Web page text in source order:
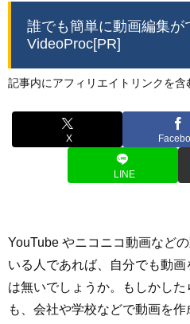
誰でも簡単に動画編集が
VideoProc[PR]
記事内にアフィリエイトリンクを含
X
LINE
YouTube やニコニコ動画など
いる人であれば、自分でも動
は無いでしょうか。もしかし
も、会社や学校などで動画を